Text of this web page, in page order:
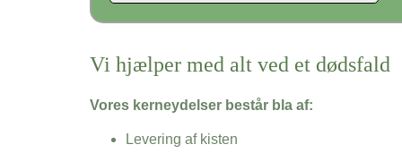
Vi hjælper med alt ved et dødsfald
Vores kerneydelser består bla af:
Levering af kisten